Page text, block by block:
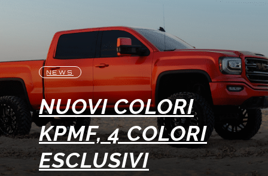
NEWS
NUOVI COLORI
KPMF, 4 COLORI
ESCLUSIVI